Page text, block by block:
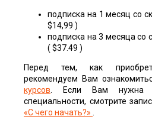
подписка на 1 месяц со
$14,99 )
подписка на 3 месяца со
( $37.49 )
Перед тем, как
рекомендуем Вам
курсов . Если Вам нужна
специальности, смотрите
«С чего начать?»